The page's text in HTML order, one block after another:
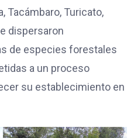
Tacámbaro, Turicato,
dispersaron
de especies forestales
a un proceso
su establecimiento en